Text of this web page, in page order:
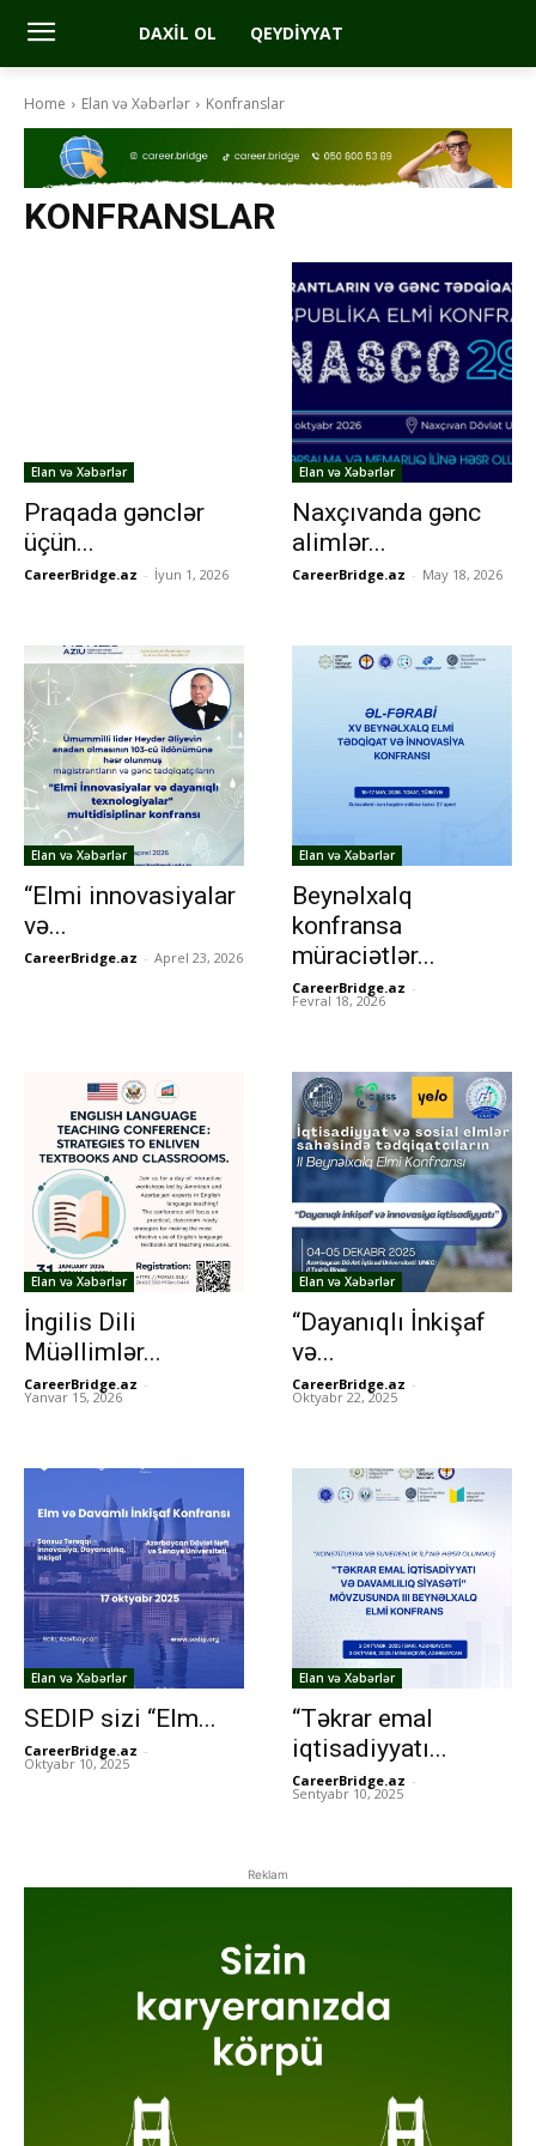
DAXIL OL QEYDIYYAT
Home Elan və Xəbərlər Konfranslar
KONFRANSLAR
Elan və Xəbərlər
Praqada gənclər
üçün...
CareerBridge.az - İyun 1, 2026
Elan və Xəbərlər
Naxçıvanda gənc
alimlər...
CareerBridge.az - May 18, 2026
Elan və Xəbərlər
“Elmi innovasiyalar
və...
CareerBridge.az - Aprel 23, 2026
Elan və Xəbərlər
Beynəlxalq
konfransa
müraciətlər...
CareerBridge.az -
Fevral 18, 2026
Elan və Xəbərlər
İngilis Dili
Müəllimlər...
CareerBridge.az -
Yanvar 15, 2026
Elan və Xəbərlər
“Dayanıqlı İnkişaf
və...
CareerBridge.az -
Oktyabr 22, 2025
Elan və Xəbərlər
SEDIP sizi “Elm...
CareerBridge.az -
Oktyabr 10, 2025
Elan və Xəbərlər
“Təkrar emal
iqtisadiyyatı...
CareerBridge.az -
Sentyabr 10, 2025
Reklam